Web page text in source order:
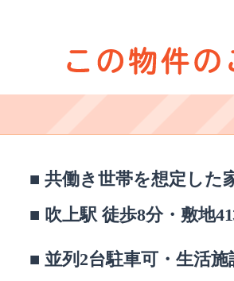
■ 共働き世帯を想定した
■ 吹上駅 徒歩8分・敷地41
■ 並列 2台駐車可・生活